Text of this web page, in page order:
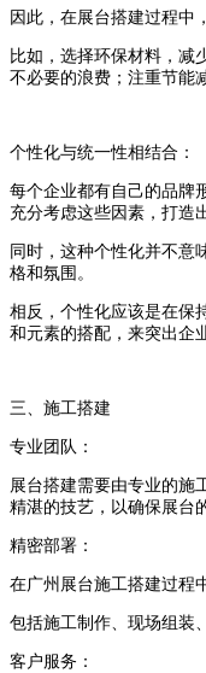
因此，在展台搭建过程中
比如，选择环保材料，减
不必要的浪费；注重节能
个性化与统一性相结合：
每个企业都有自己的品牌
充分考虑这些因素，打造
同时，这种个性化并不意
格和氛围。
相反，个性化应该是在保
和元素的搭配，来突出企
三、施工搭建
专业团队：
展台搭建需要由专业的施
精湛的技艺，以确保展台
精密部署：
在广州展台施工搭建过程
包括施工制作、现场组装
客户服务：